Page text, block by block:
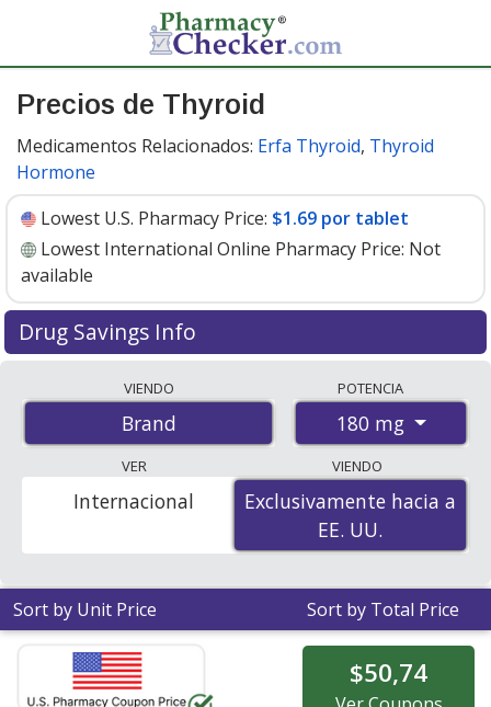
Precios de Thyroid
Medicamentos Relacionados: Erfa Thyroid, Thyroid
Hormone
Lowest U.S. Pharmacy Price: $1.69 por tablet
Lowest International Online Pharmacy Price: Not
available
Drug Savings Info
pharmacies start at$1.69 por tabletfor 30 tablets. You
save 21% off the average U.S. pharmacy retail price of
$2.15 per tablet for 30 tablets. Enter your ZIP Code to
compare discount Thyroid coupon prices in your area.
VIENDO
Brand
POTENCIA
180 mg
VER
Exclusivamente hacia a
EE. UU.
Internacional
VIENDO
Exclusivamente hacia a
EE. UU.
Sort by Unit Price Sort by Total Price
$50,74